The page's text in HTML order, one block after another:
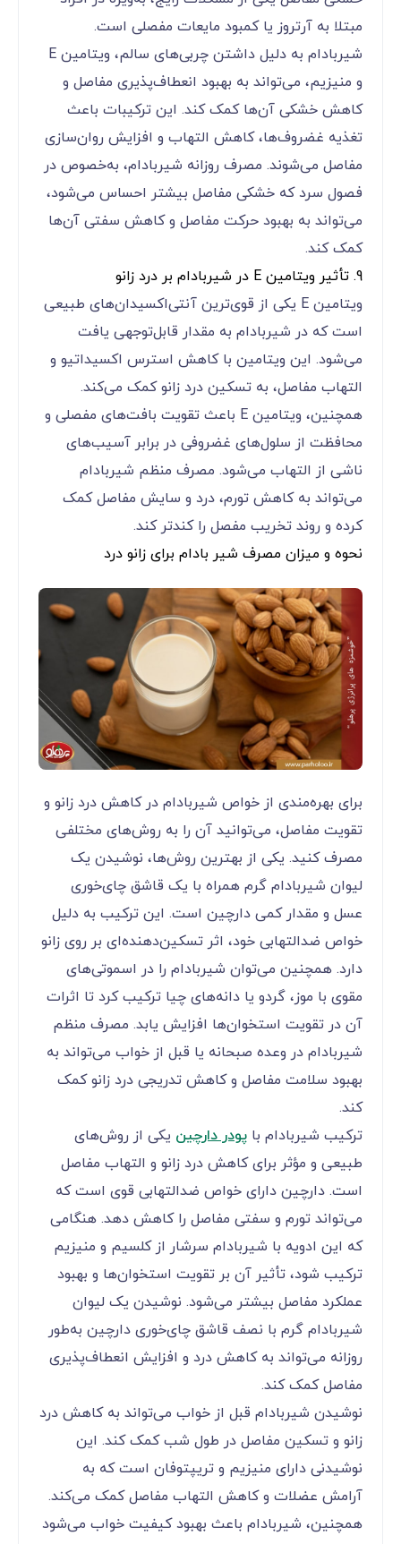
مبتلا به آرتروز یا کمبود مایعات مفصلی است.
شیربادام به دلیل داشتن چربی‌های سالم، ویتامین E
و منیزیم، می‌تواند به بهبود انعطاف‌پذیری مفاصل و
کاهش خشکی آن‌ها کمک کند. این ترکیبات باعث
تغذیه غضروف‌ها، کاهش التهاب و افزایش روان‌سازی
مفاصل می‌شوند. مصرف روزانه شیربادام، به‌خصوص در
فصول سرد که خشکی مفاصل بیشتر احساس می‌شود،
می‌تواند به بهبود حرکت مفاصل و کاهش سفتی آن‌ها
کمک کند.
9. تأثیر ویتامین E در شیربادام بر درد زانو
ویتامین E یکی از قوی‌ترین آنتی‌اکسیدان‌های طبیعی
است که در شیربادام به مقدار قابل‌توجهی یافت
می‌شود. این ویتامین با کاهش استرس اکسیداتیو و
التهاب مفاصل، به تسکین درد زانو کمک می‌کند.
همچنین، ویتامین E باعث تقویت بافت‌های مفصلی و
محافظت از سلول‌های غضروفی در برابر آسیب‌های
ناشی از التهاب می‌شود. مصرف منظم شیربادام
می‌تواند به کاهش تورم، درد و سایش مفاصل کمک
کرده و روند تخریب مفصل را کندتر کند.
نحوه و میزان مصرف شیر بادام برای زانو درد
برای بهره‌مندی از خواص شیربادام در کاهش درد زانو و
تقویت مفاصل، می‌توانید آن را به روش‌های مختلفی
مصرف کنید. یکی از بهترین روش‌ها، نوشیدن یک
لیوان شیربادام گرم همراه با یک قاشق چای‌خوری
عسل و مقدار کمی دارچین است. این ترکیب به دلیل
خواص ضدالتهابی خود، اثر تسکین‌دهنده‌ای بر روی زانو
دارد. همچنین می‌توان شیربادام را در اسموتی‌های
مقوی با موز، گردو یا دانه‌های چیا ترکیب کرد تا اثرات
آن در تقویت استخوان‌ها افزایش یابد. مصرف منظم
شیربادام در وعده صبحانه یا قبل از خواب می‌تواند به
بهبود سلامت مفاصل و کاهش تدریجی درد زانو کمک
کند.
ترکیب شیربادام با پودر دارچین یکی از روش‌های
طبیعی و مؤثر برای کاهش درد زانو و التهاب مفاصل
است. دارچین دارای خواص ضدالتهابی قوی است که
می‌تواند تورم و سفتی مفاصل را کاهش دهد. هنگامی
که این ادویه با شیربادام سرشار از کلسیم و منیزیم
ترکیب شود، تأثیر آن بر تقویت استخوان‌ها و بهبود
عملکرد مفاصل بیشتر می‌شود. نوشیدن یک لیوان
شیربادام گرم با نصف قاشق چای‌خوری دارچین به‌طور
روزانه می‌تواند به کاهش درد و افزایش انعطاف‌پذیری
مفاصل کمک کند.
نوشیدن شیربادام قبل از خواب می‌تواند به کاهش درد
زانو و تسکین مفاصل در طول شب کمک کند. این
نوشیدنی دارای منیزیم و تریپتوفان است که به
آرامش عضلات و کاهش التهاب مفاصل کمک می‌کند.
همچنین، شیربادام باعث بهبود کیفیت خواب می‌شود